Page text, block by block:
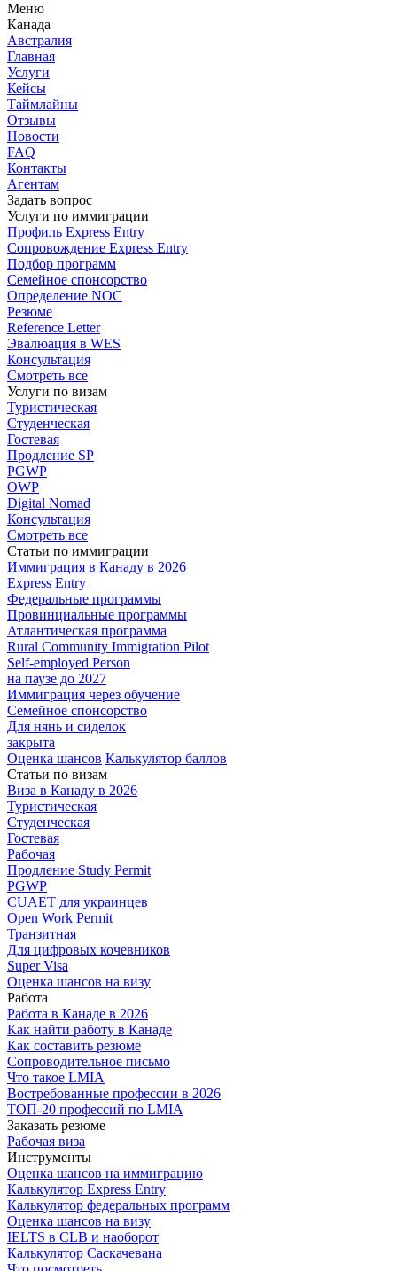
Меню
Канада
Австралия
Главная
Услуги
Кейсы
Таймлайны
Отзывы
Новости
FAQ
Контакты
Агентам
Задать вопрос
Услуги по иммиграции
Профиль Express Entry
Сопровождение Express Entry
Подбор программ
Семейное спонсорство
Определение NOC
Резюме
Reference Letter
Эвалюация в WES
Консультация
Смотреть все
Услуги по визам
Туристическая
Студенческая
Гостевая
Продление SP
PGWP
OWP
Digital Nomad
Консультация
Смотреть все
Статьи по иммиграции
Иммиграция в Канаду в 2026
Express Entry
Федеральные программы
Провинциальные программы
Атлантическая программа
Rural Community Immigration Pilot
Self-employed Person
на паузе до 2027
Иммиграция через обучение
Семейное спонсорство
Для нянь и сиделок
закрыта
Оценка шансов Калькулятор баллов
Статьи по визам
Виза в Канаду в 2026
Туристическая
Студенческая
Гостевая
Рабочая
Продление Study Permit
PGWP
CUAET для украинцев
Open Work Permit
Транзитная
Для цифровых кочевников
Super Visa
Оценка шансов на визу
Работа
Работа в Канаде в 2026
Как найти работу в Канаде
Как составить резюме
Сопроводительное письмо
Что такое LMIA
Востребованные профессии в 2026
ТОП-20 профессий по LMIA
Заказать резюме
Рабочая виза
Инструменты
Оценка шансов на иммиграцию
Калькулятор Express Entry
Калькулятор федеральных программ
Оценка шансов на визу
IELTS в CLB и наоборот
Калькулятор Саскачевана